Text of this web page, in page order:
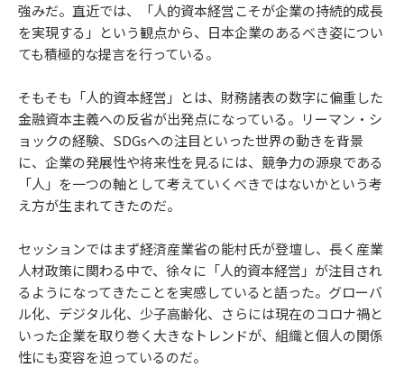
強みだ。直近では、「人的資本経営こそが企業の持続的成長
を実現する」という観点から、日本企業のあるべき姿につい
ても積極的な提言を行っている。
そもそも「人的資本経営」とは、財務諸表の数字に偏重した
金融資本主義への反省が出発点になっている。リーマン・シ
ョックの経験、SDGsへの注目といった世界の動きを背景
に、企業の発展性や将来性を見るには、競争力の源泉である
「人」を一つの軸として考えていくべきではないかという考
え方が生まれてきたのだ。
セッションではまず経済産業省の能村氏が登壇し、長く産業
人材政策に関わる中で、徐々に「人的資本経営」が注目され
るようになってきたことを実感していると語った。グローバ
ル化、デジタル化、少子高齢化、さらには現在のコロナ禍と
いった企業を取り巻く大きなトレンドが、組織と個人の関係
性にも変容を迫っているのだ。